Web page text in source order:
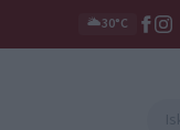
🌥️30°C